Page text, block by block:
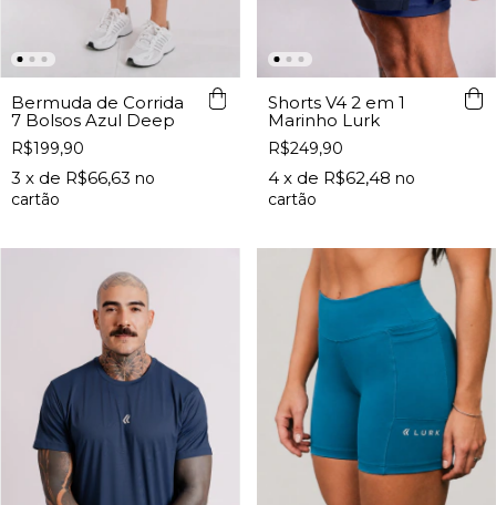
Bermuda de Corrida
7 Bolsos Azul Deep
R$199,90
3 x de R$66,63
Shorts V4 2 em 1
Marinho Lurk
R$249,90
4 x de R$62,48